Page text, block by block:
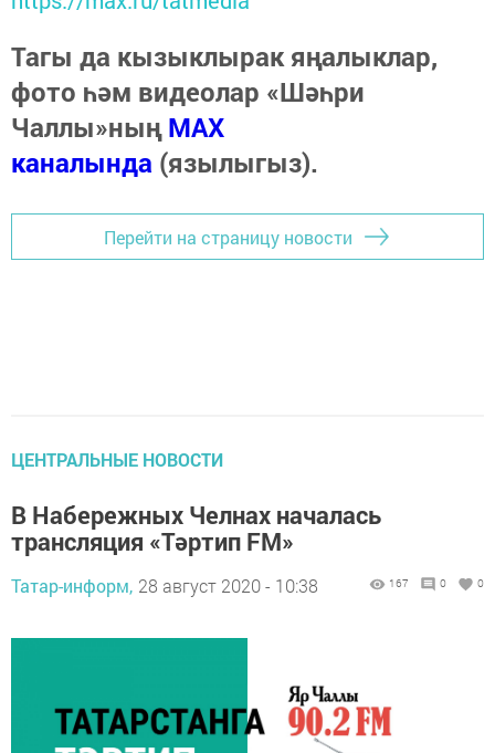
Тагы да кызыклырак яңалыклар,
фото һәм видеолар «Шәһри
Чаллы»ныңMAX
каналында (язылыгыз).
Перейти на страницу новости
ЦЕНТРАЛЬНЫЕ НОВОСТИ
В Набережных Челнах началась
трансляция «Тәртип FM»
Татар-информ, 28 август 2020 - 10:38 167 0 0